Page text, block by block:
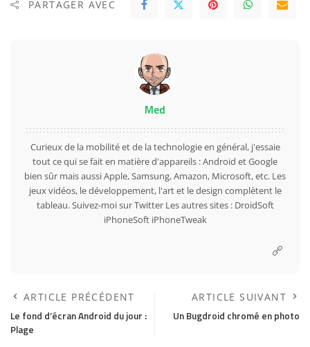
PARTAGER AVEC
Med
Curieux de la mobilité et de la technologie en général, j'essaie
tout ce qui se fait en matière d'appareils : Android et Google
bien sûr mais aussi Apple, Samsung, Amazon, Microsoft, etc. Les
jeux vidéos, le développement, l'art et le design complètent le
tableau. Suivez-moi surTwitterLes autres sites : DroidSoft
iPhoneSoft iPhoneTweak
ARTICLE PRÉCÉDENT
Le fond d’écran Android du jour :
Plage
ARTICLE SUIVANT
Un Bugdroid chromé en photo